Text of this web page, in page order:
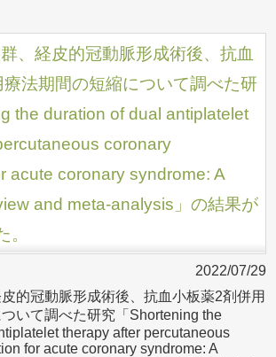
、経皮的冠動脈形成術後、抗血
法期間の短縮について調べた研
the duration of dual antiplatelet
coronary
acute coronary syndrome: A
and meta-analysis」の結果が
。
2022/07/29
的冠動脈形成術後、抗血小板薬2剤併用
いて調べた研究「Shortening the
therapy after percutaneous
for acute coronary syndrome: A